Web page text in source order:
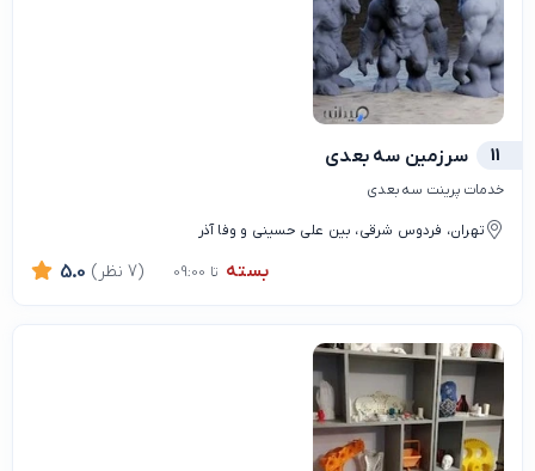
11 سرزمین سه بعدی
خدمات پرینت سه بعدی
تهران، فردوس شرقی، بین علی حسینی و وفا آذر
بسته تا 09:00 5.0 (7 نظر)